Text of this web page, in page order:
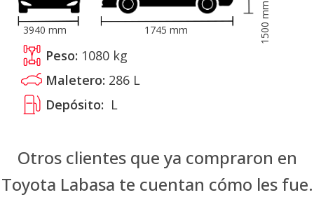
1500
mm
3940 mm 1745 mm
Peso: 1080 kg
Maletero: 286 L
Depósito: L
Otros clientes que ya compraron en
Toyota Labasa te cuentan cómo les fue.